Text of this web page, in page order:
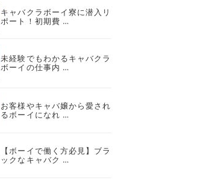
キャバクラボーイ寮に潜入リ
ポート！初期費 …
未経験でもわかるキャバクラ
ボーイの仕事内 …
お客様やキャバ嬢から愛され
るボーイになれ …
【ボーイで働く方必見】ブラ
ックなキャバク …